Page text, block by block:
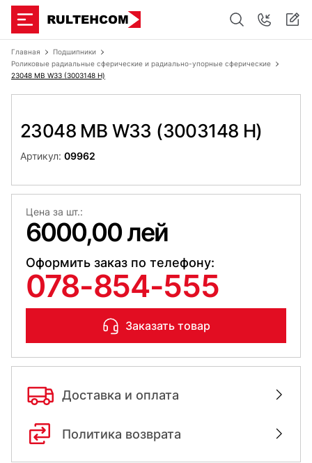
Главная
Подшипники
Роликовые радиальные сферические и радиально-упорные сферические
23048 MB W33 (3003148 Н)
23048 MB W33 (3003148 Н)
Артикул: 09962
Цена за шт.:
6000,00 лей
Оформить заказ по телефону:
078-854-555
Заказать товар
Доставка и оплата
Политика возврата